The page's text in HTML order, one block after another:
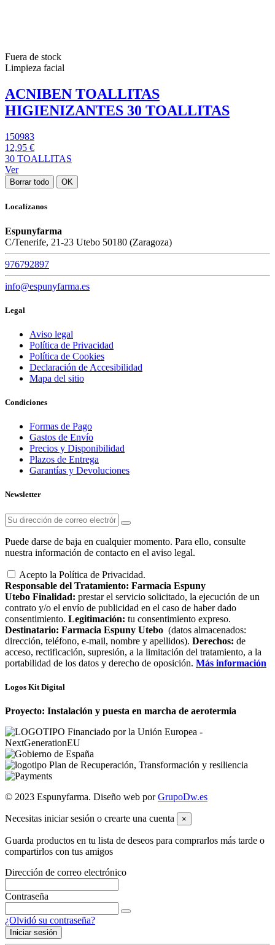
Fuera de stock
Limpieza facial
ACNIBEN TOALLITAS
HIGIENIZANTES 30 TOALLITAS
150983
12,95 €
30 TOALLITAS
Ver
Borrar todo OK
Localízanos
Espunyfarma
C/Tenerife, 21-23 Utebo 50180 (Zaragoza)
976792897
info@espunyfarma.es
Legal
Aviso legal
Política de Privacidad
Política de Cookies
Declaración de Accesibilidad
Mapa del sitio
Condiciones
Formas de Pago
Gastos de Envío
Precios y Disponibilidad
Plazos de Entrega
Garantías y Devoluciones
Newsletter
Puede darse de baja en cualquier momento. Para ello, consulte
nuestra información de contacto en el aviso legal.
Acepto la Política de Privacidad.
Responsable del Tratamiento: Farmacia Espuny
Utebo Finalidad: prestar el servicio solicitado, la ejecución de un
contrato y/o el envío de publicidad en el caso de haber dado
consentimiento. Legitimación: tu consentimiento expreso.
Destinatario: Farmacia Espuny Utebo (datos almacenados:
dirección, teléfono, e-mail, nombre y apellidos). Derechos: de
acceso, rectificación, supresión, a la limitación del tratamiento, a la
portabilidad de los datos y derecho de oposición. Más información
Logos Kit Digital
Proyecto: Instalación y puesta en marcha de aerotermia
© 2023 Espunyfarma. Diseño web porGrupoDw.es
Necesitas iniciar sesión o crearte una cuenta ×
Guarda productos en tu lista de deseos para comprarlos más tarde o
compartirlos con tus amigos
Dirección de correo electrónico
Contraseña
¿Olvidó su contraseña?
Iniciar sesión